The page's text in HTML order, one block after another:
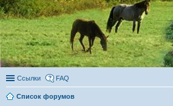
Ссылки FAQ
Список форумов